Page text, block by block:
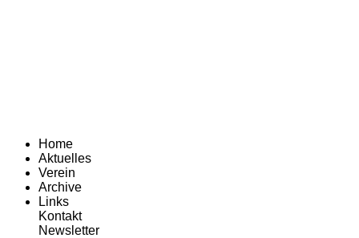
Home
Aktuelles
Verein
Archive
Links
Kontakt
Newsletter